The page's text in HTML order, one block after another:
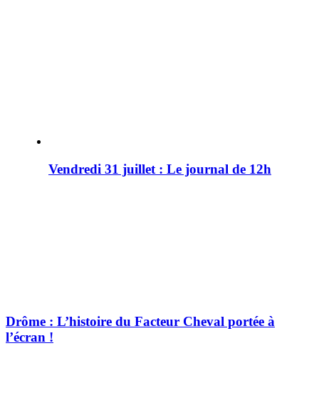
Vendredi 31 juillet : Le journal de 12h
Drôme : L’histoire du Facteur Cheval portée à
l’écran !